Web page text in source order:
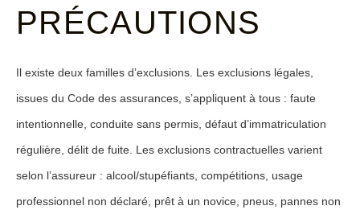
PRÉCAUTIONS
Il existe deux familles d’exclusions. Les exclusions légales
issues du Code des assurances, s’appliquent à tous : faute
intentionnelle, conduite sans permis, défaut d’immatriculation
régulière, délit de fuite. Les exclusions contractuelles varient
selon l’assureur : alcool/stupéfiants, compétitions, usage
professionnel non déclaré, prêt à un novice, pneus, pannes non